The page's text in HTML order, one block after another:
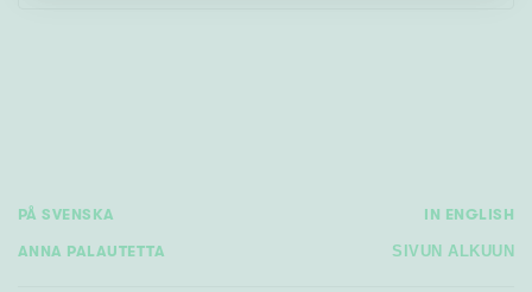
PÅ SVENSKA IN ENGLISH
ANNA PALAUTETTA SIVUN ALKUUN